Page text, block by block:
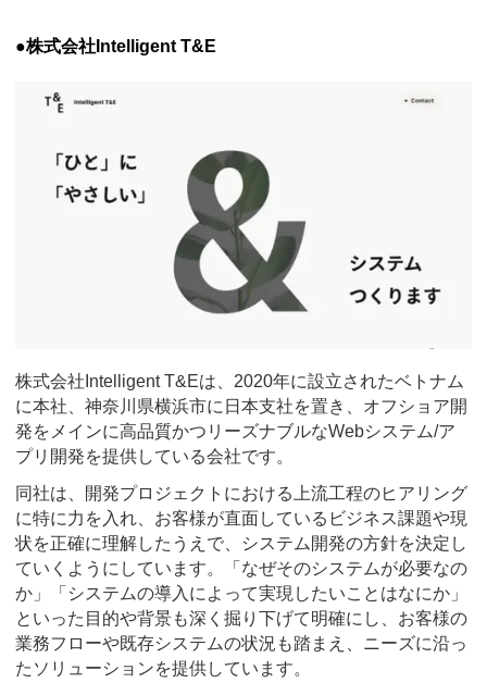
●株式会社Intelligent T&E
株式会社Intelligent T&Eは、2020年に設立されたベトナム
に本社、神奈川県横浜市に日本支社を置き、オフショア開
発をメインに高品質かつリーズナブルなWebシステム/ア
プリ開発を提供している会社です。
同社は、開発プロジェクトにおける上流工程のヒアリング
に特に力を入れ、お客様が直面しているビジネス課題や現
状を正確に理解したうえで、システム開発の方針を決定し
ていくようにしています。「なぜそのシステムが必要なの
か」「システムの導入によって実現したいことはなにか」
といった目的や背景も深く掘り下げて明確にし、お客様の
業務フローや既存システムの状況も踏まえ、ニーズに沿っ
たソリューションを提供しています。